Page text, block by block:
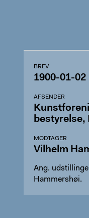
BREV
1900-01-02
AFSENDER
bestyrelse,
MODTAGER
Vilhelm
Ang.
Hammershøi.